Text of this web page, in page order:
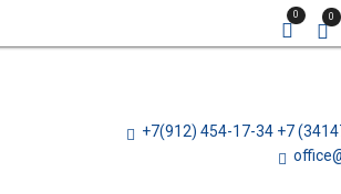
0 0
+7(912) 454-17-34 +7